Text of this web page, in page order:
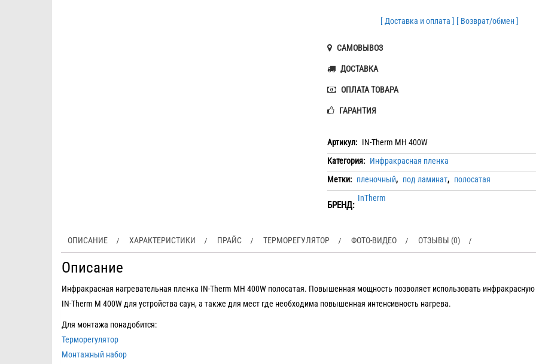
[ Доставка и оплата ] [ Возврат/обмен ]
САМОВЫВОЗ
ДОСТАВКА
ОПЛАТА ТОВАРА
ГАРАНТИЯ
Артикул: IN-Therm MH 400W
Категория: Инфракрасная пленка
Метки: пленочный, под ламинат, полосатая
БРЕНД:
InTherm
ОПИСАНИЕ ХАРАКТЕРИСТИКИ ПРАЙС ТЕРМОРЕГУЛЯТОР ФОТО-ВИДЕО ОТЗЫВЫ (0)
Описание
Инфракрасная нагревательная пленка IN-Therm MH 400W полосатая. Повышенная мощность позволяет использовать
IN-Therm M 400W для устройства саун, а также для мест где необходима повышенная интенсивность нагрева.
Для монтажа понадобится:
Терморегулятор
Монтажный набор